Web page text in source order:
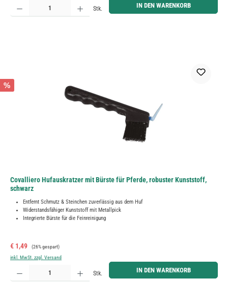
Stk. IN DEN WARENKORB
%
Covalliero Hufauskratzer mit Bürste für Pferde, robuster Kunststoff,
schwarz
Entfernt Schmutz & Steinchen zuverlässig aus dem Huf
Widerstandsfähiger Kunststoff mit Metallpick
Integrierte Bürste für die Feinreinigung
Verkaufspreis:
€ 1,49 Regulärer Preis:
(26% gespart)
inkl. MwSt. zzgl. Versand
Produkt Anzahl: Gib den gewünschten Wert ein oder benutze die Schaltflächen um die Anzahl zu
Stk. IN DEN WARENKORB